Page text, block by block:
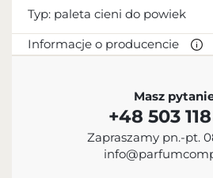
Typ: paleta cieni do powiek
Informacje o producencie
+33 1 45 62 52 57
info@guerlain.fr
Masz
+48 503
Zapraszamy pn.-pt.